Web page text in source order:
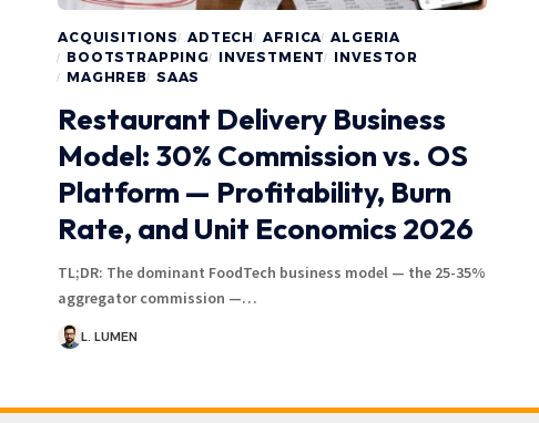
ACQUISITIONS ADTECH AFRICA ALGERIA
BOOTSTRAPPING
INVESTMENT INVESTOR
MAGHREB SAAS
Restaurant Delivery Business
Model: 30% Commission vs. OS
Platform — Profitability, Burn
Rate, and Unit Economics 2026
TL;DR: The dominant FoodTech business model — the 25-35%
aggregator commission —…
L. LUMEN